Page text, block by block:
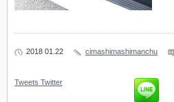
2018 01.22 cimashimashimanchu
Tweets Twitter